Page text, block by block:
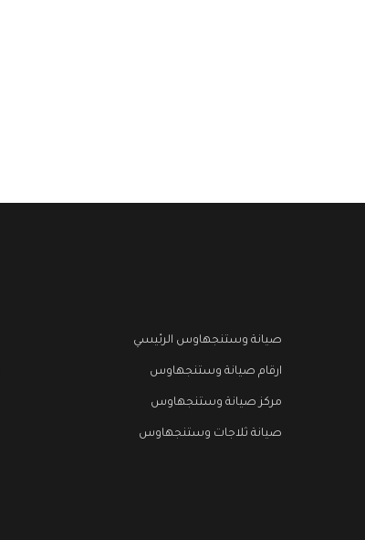
صيانة وستنجهاوس الرئيسي
ارقام صيانة وستنجهاوس
مركز صيانة وستنجهاوس
صيانة ثلاجات وستنجهاوس